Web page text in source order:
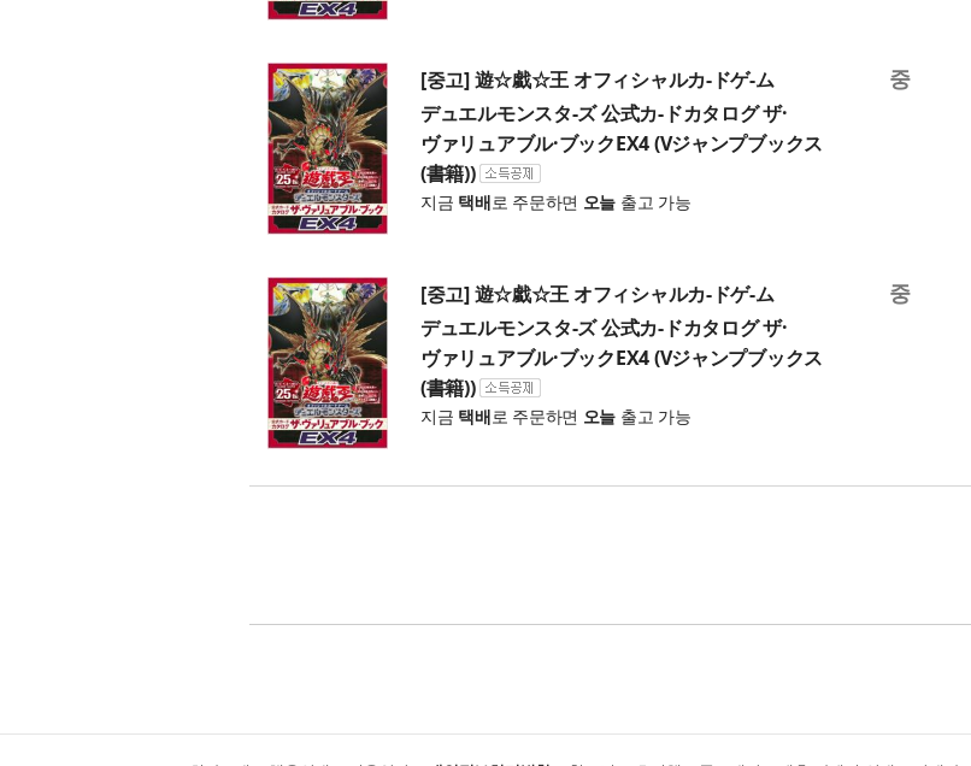
[중고] 遊☆戱☆王 オフィシャルカ-ドゲ-ム
デュエルモンスタ-ズ 公式カ-ドカタログ ザ·
ヴァリュアブル·ブックEX4 (Vジャンプブックス
(書籍))
지금 택배로 주문하면 오늘 출고 가능
중
[중고] 遊☆戱☆王 オフィシャルカ-ドゲ-ム
デュエルモンスタ-ズ 公式カ-ドカタログ ザ·
ヴァリュアブル·ブックEX4 (Vジャンプブックス
(書籍))
지금 택배로 주문하면 오늘 출고 가능
중